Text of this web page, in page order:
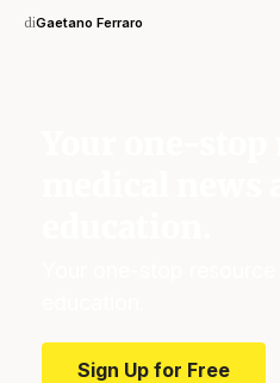
diGaetano Ferraro
Sign Up for Free